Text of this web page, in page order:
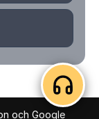
och Google